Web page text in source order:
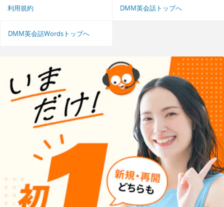
利用規約 DMM英会話トップへ
DMM英会話Wordsトップへ